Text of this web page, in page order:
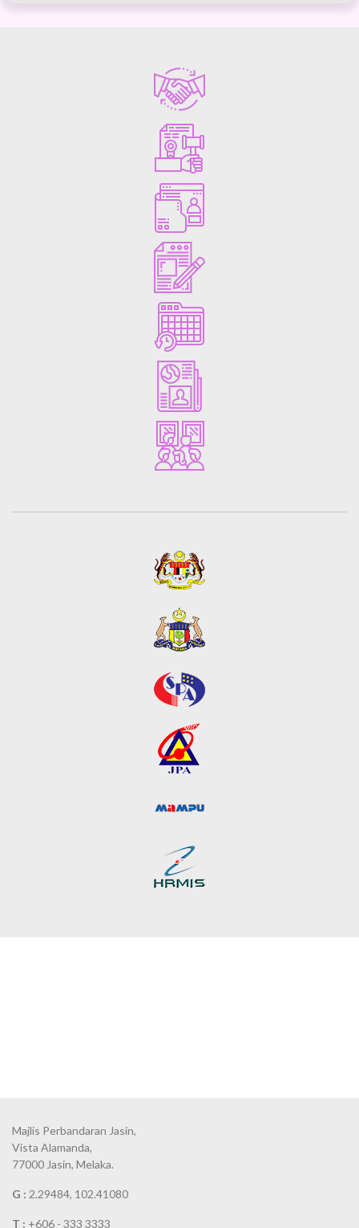
Majlis Perbandaran Jasin,
Vista Alamanda,
77000 Jasin, Melaka.
G : 2.29484, 102.41080
T : +606 - 333 3333